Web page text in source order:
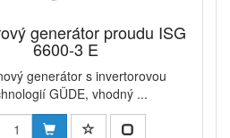
generátor proudu ISG
6600-3 E
generátor s invertorovou
GÜDE, vhodný ...